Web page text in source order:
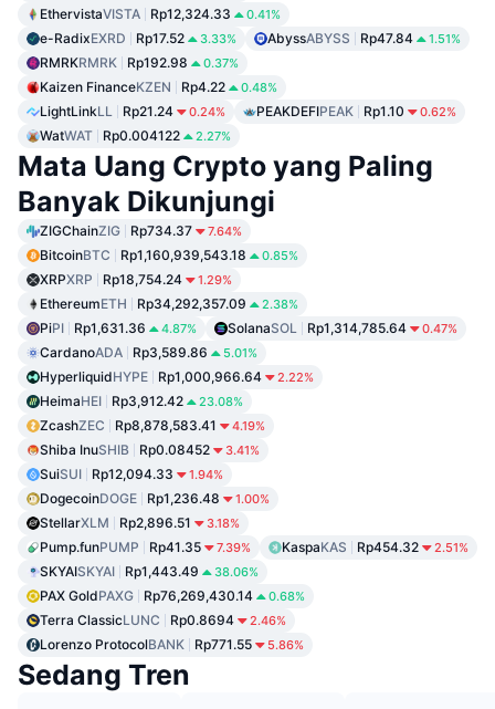
EthervistaVISTA Rp12,324.33 0.41%
e-RadixEXRD Rp17.52 3.33% AbyssABYSS Rp47.84 1.51%
RMRKRMRK Rp192.98 0.37%
Kaizen FinanceKZEN Rp4.22 0.48%
LightLinkLL Rp21.24 0.24% PEAKDEFIPEAK Rp1.10 0.62%
WatWAT Rp0.004122 2.27%
Mata Uang Crypto yang Paling
Banyak Dikunjungi
ZIGChainZIG Rp734.37 7.64%
BitcoinBTC Rp1,160,939,543.18 0.85%
XRPXRP Rp18,754.24 1.29%
EthereumETH Rp34,292,357.09 2.38%
PiPI Rp1,631.36 4.87% SolanaSOL Rp1,314,785.64 0.47%
CardanoADA Rp3,589.86 5.01%
HyperliquidHYPE Rp1,000,966.64 2.22%
HeimaHEI Rp3,912.42 23.08%
ZcashZEC Rp8,878,583.41 4.19%
Shiba InuSHIB Rp0.08452 3.41%
SuiSUI Rp12,094.33 1.94%
DogecoinDOGE Rp1,236.48 1.00%
StellarXLM Rp2,896.51 3.18%
Pump.funPUMP Rp41.35 7.39% KaspaKAS Rp454.32 2.51%
SKYAISKYAI Rp1,443.49 38.06%
PAX GoldPAXG Rp76,269,430.14 0.68%
Terra ClassicLUNC Rp0.8694 2.46%
Lorenzo ProtocolBANK Rp771.55 5.86%
Sedang Tren